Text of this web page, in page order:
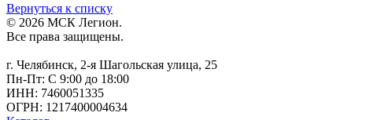
Вернуться к списку
© 2026 МСК Легион.
Все права защищены.
г. Челябинск, 2-я Шагольская улица, 25
Пн-Пт: С 9:00 до 18:00
ИНН: 7460051335
ОГРН: 1217400004634